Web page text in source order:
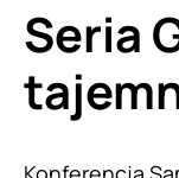
Seria